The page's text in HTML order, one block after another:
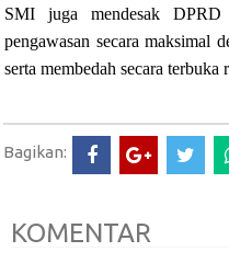
SMI juga mendesak
pengawasan secara maksimal
serta membedah secara
Bagikan:
KOMENTAR